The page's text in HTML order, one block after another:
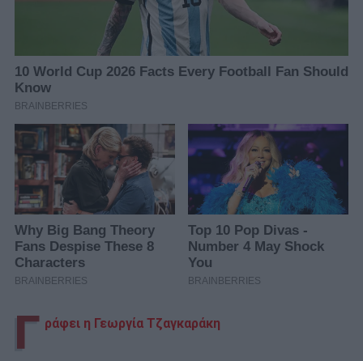
Γ ράφει η Γεωργία Τζαγκαράκη